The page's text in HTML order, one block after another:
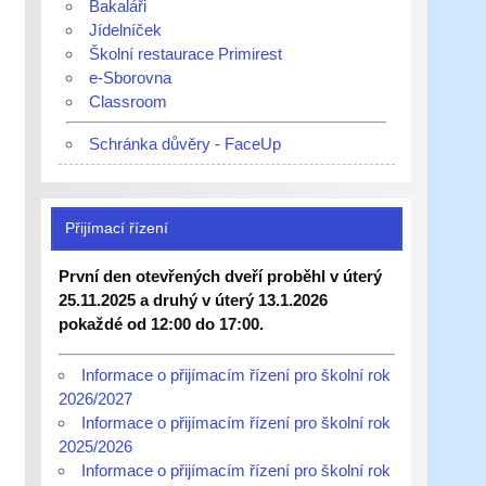
Bakaláři
Jídelníček
Školní restaurace Primirest
e-Sborovna
Classroom
Schránka důvěry - FaceUp
Přijímací řízení
První den otevřených dveří proběhl v úterý
25.11.2025 a druhý v úterý 13.1.2026
pokaždé od 12:00 do 17:00.
Informace o přijímacím řízení pro školní rok
2026/2027
Informace o přijímacím řízení pro školní rok
2025/2026
Informace o přijímacím řízení pro školní rok